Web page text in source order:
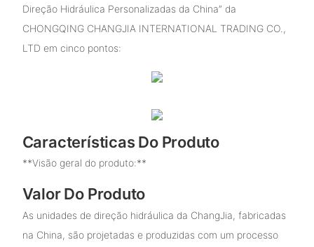
Direção Hidráulica Personalizadas da China” da
CHONGQING CHANGJIA INTERNATIONAL TRADING CO.,
LTD em cinco pontos:
Características Do Produto
**Visão geral do produto:**
Valor Do Produto
As unidades de direção hidráulica da ChangJia, fabricadas
na China, são projetadas e produzidas com um processo